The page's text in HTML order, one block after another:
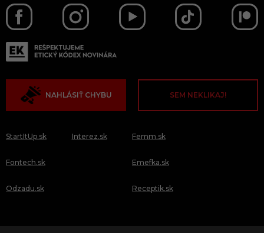
NAHLÁSIŤ CHYBU SEM NEKLIKAJ!
StartItUp.sk
Fontech.sk
Odzadu.sk
Interez.sk Femm.sk
Emefka.sk
Receptik.sk